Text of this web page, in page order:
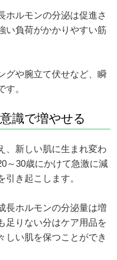
ホルモンの分泌は促進さ
い負荷がかかりやすい筋
グや腕立て伏せなど、瞬
。
識で増やせる
、新しい肌に生まれ変わ
～30歳にかけて急激に減
き起こします。
長ホルモンの分泌量は増
足りない分はケア用品を
しい肌を保つことができ